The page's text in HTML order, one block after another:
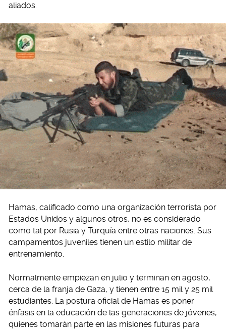
aliados.
Hamas, calificado como una organización terrorista por
Estados Unidos y algunos otros, no es considerado
como tal por Rusia y Turquía entre otras naciones. Sus
campamentos juveniles tienen un estilo militar de
entrenamiento.
Normalmente empiezan en julio y terminan en agosto,
cerca de la franja de Gaza, y tienen entre 15 mil y 25 mil
estudiantes. La postura oficial de Hamas es poner
énfasis en la educación de las generaciones de jóvenes,
quienes tomarán parte en las misiones futuras para